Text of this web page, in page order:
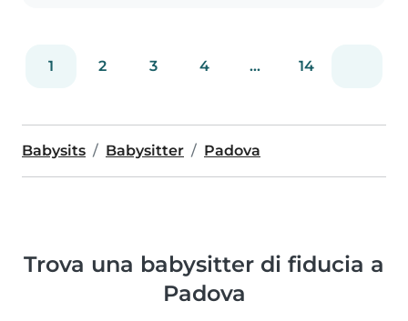
1 2 3 4 ... 14
Babysits Babysitter Padova
Trova una babysitter di fiducia a
Padova